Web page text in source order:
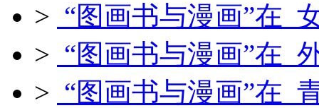
> “图画书与漫画”在
> “图画书与漫画”在
> “图画书与漫画”在